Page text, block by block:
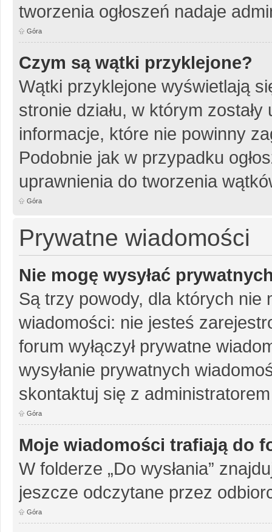
tworzenia ogłoszeń nadaje
Góra
Czym są wątki przyklejone?
Wątki przyklejone wyświetlają
stronie działu, w którym
informacje, które nie powinny
Podobnie jak w przypadku
uprawnienia do tworzenia
Góra
Prywatne wiadomości
Nie mogę wysyłać
Są trzy powody, dla których nie
wiadomości: nie jesteś
forum wyłączył prywatne
wysyłanie prywatnych
skontaktuj się z
Góra
Moje wiadomości trafiają do
W folderze „Do wysłania”
jeszcze odczytane przez
Góra